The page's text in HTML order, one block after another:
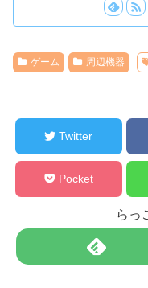
ゲーム 周辺機器
Twitter
Pocket
らっ